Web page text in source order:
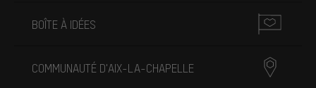
BOÎTE À IDÉES
COMMUNAUTÉ D'AIX-LA-CHAPELLE